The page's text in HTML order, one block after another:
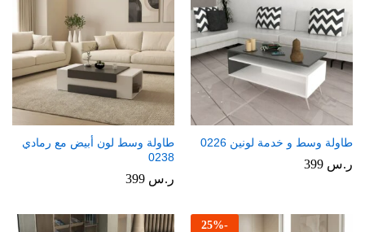
طاولة وسط و خدمة لونين 0226
ر.س
طاولة وسط لون أبيض مع رمادي
0238
ر.س
-
25%